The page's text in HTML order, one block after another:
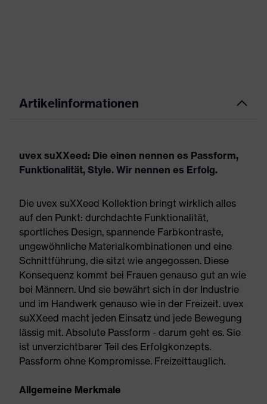
Artikelinformationen
uvex suXXeed: Die einen nennen es Passform,
Funktionalität, Style. Wir nennen es Erfolg.
Die uvex suXXeed Kollektion bringt wirklich alles
auf den Punkt: durchdachte Funktionalität,
sportliches Design, spannende Farbkontraste,
ungewöhnliche Materialkombinationen und eine
Schnittführung, die sitzt wie angegossen. Diese
Konsequenz kommt bei Frauen genauso gut an wie
bei Männern. Und sie bewährt sich in der Industrie
und im Handwerk genauso wie in der Freizeit. uvex
suXXeed macht jeden Einsatz und jede Bewegung
lässig mit. Absolute Passform - darum geht es. Sie
ist unverzichtbarer Teil des Erfolgkonzepts.
Passform ohne Kompromisse. Freizeittauglich.
Allgemeine Merkmale